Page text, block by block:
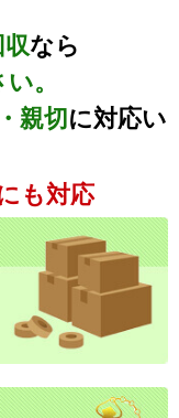
なら
。
親切 に対応い
も対応